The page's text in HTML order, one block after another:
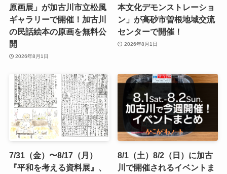
原画展」が加古川市立松風
ギャラリーで開催！加古川
の民話絵本の原画を無料公
開
2026年8月1日
本文化デモンストレーショ
ン」が高砂市曽根地域交流
センターで開催！
2026年8月1日
7/31（金）〜8/17（月）
『平和を考える資料展』、
8/1（土）8/2（日）に加古
川で開催されるイベントま